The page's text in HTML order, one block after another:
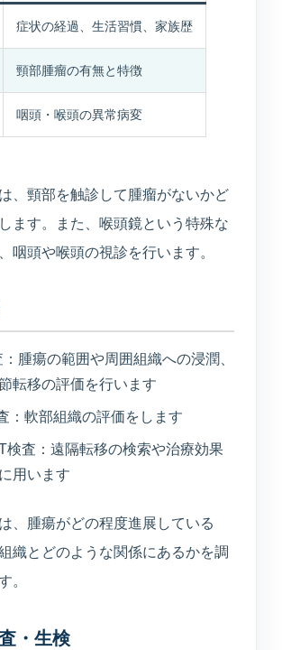
症状の経過、生活習慣、家族歴
頸部腫瘤の有無と特徴
咽頭・喉頭の異常病変
、頸部を触診して腫瘤がないかど
ます。また、喉頭鏡という特殊な
咽頭や喉頭の視診を行います。
腫瘍の範囲や周囲組織への浸潤、
転移の評価を行います
：軟部組織の評価をします
検査：遠隔転移の検索や治療効果
用います
、腫瘍がどの程度進展している
織とどのような関係にあるかを調
。
・生検